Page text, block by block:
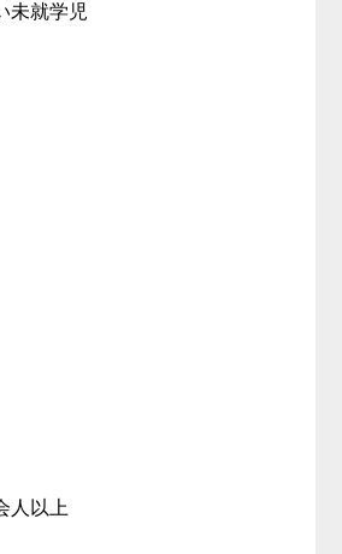
未就学児
人以上